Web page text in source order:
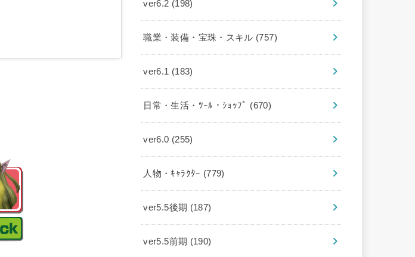
ver6.2 (198)
職業・装備・宝珠・スキル (757)
ver6.1 (183)
日常・生活・ﾂｰﾙ・ｼｮｯﾌﾟ (670)
ver6.0 (255)
人物・ｷｬﾗｸﾀｰ (779)
ver5.5後期 (187)
ver5.5前期 (190)